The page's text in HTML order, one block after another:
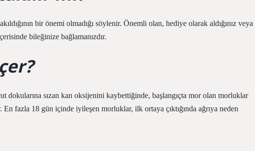
bir önemi olmadığı söylenir. Önemli olan, hediye olarak aldığınız veya
bileğinize bağlamanızdır.
dokularına sızan kan oksijenini kaybettiğinde, başlangıçta mor olan morluklar
fazla 18 gün içinde iyileşen morluklar, ilk ortaya çıktığında ağrıya neden